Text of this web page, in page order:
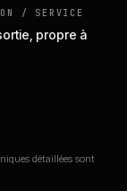
/ SERVICE
propre à
détaillées sont